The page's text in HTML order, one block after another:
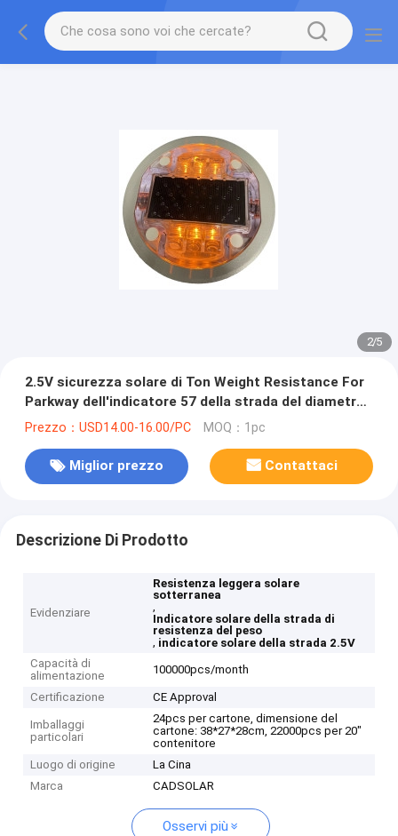
2/5
2.5V sicurezza solare di Ton Weight Resistance For
Parkway dell'indicatore 57 della strada del diametro
136mm
Prezzo：USD14.00-16.00/PC MOQ：1pc
Miglior prezzo Contattaci
Descrizione Di Prodotto
Evidenziare
Resistenza leggera solare
sotterranea
,
Indicatore solare della strada di
resistenza del peso
, indicatore solare della strada 2.5V
Capacità di
alimentazione
100000pcs/month
Certificazione CE Approval
Imballaggi
particolari
24pcs per cartone, dimensione del
cartone: 38*27*28cm, 22000pcs per 20"
contenitore
Luogo di origine
La Cina
Marca
CADSOLAR
Osservi più